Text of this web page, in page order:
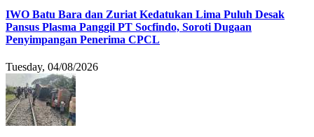
IWO Batu Bara dan Zuriat Kedatukan Lima Puluh Desak
Pansus Plasma Panggil PT Socfindo, Soroti Dugaan
Penyimpangan Penerima CPCL
Tuesday, 04/08/2026